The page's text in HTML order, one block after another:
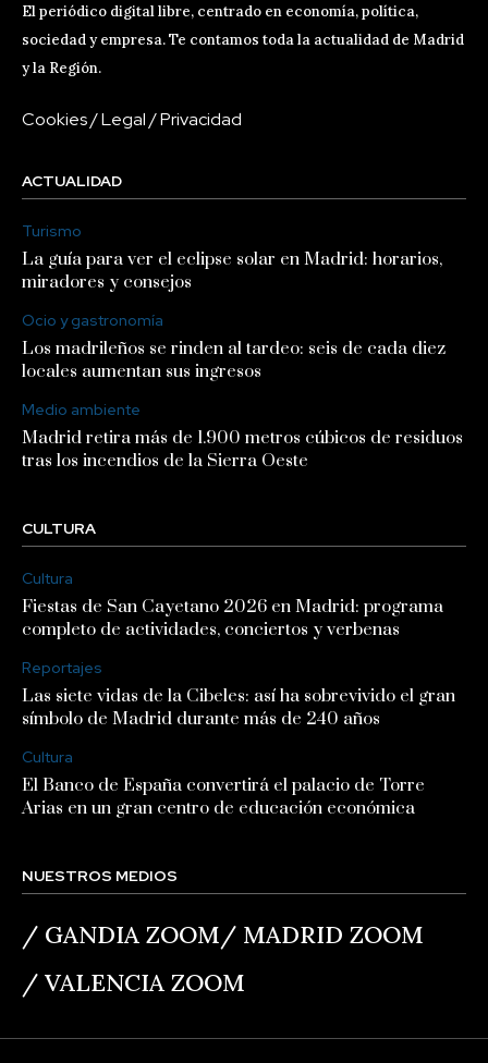
El periódico digital libre, centrado en economía, política,
sociedad y empresa. Te contamos toda la actualidad de Madrid
y la Región.
Cookies/Legal/Privacidad
ACTUALIDAD
Turismo
La guía para ver el eclipse solar en Madrid: horarios,
miradores y consejos
Ocio y gastronomía
Los madrileños se rinden al tardeo: seis de cada diez
locales aumentan sus ingresos
Medio ambiente
Madrid retira más de 1.900 metros cúbicos de residuos
tras los incendios de la Sierra Oeste
CULTURA
Cultura
Fiestas de San Cayetano 2026 en Madrid: programa
completo de actividades, conciertos y verbenas
Reportajes
Las siete vidas de la Cibeles: así ha sobrevivido el gran
símbolo de Madrid durante más de 240 años
Cultura
El Banco de España convertirá el palacio de Torre
Arias en un gran centro de educación económica
NUESTROS MEDIOS
/ GANDIA ZOOM/ MADRID ZOOM
/ VALENCIA ZOOM